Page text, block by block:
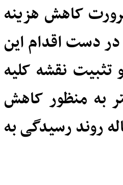
کاهش هزینه
در دست اقدام این
تثبیت نقشه کلیه
به منظور کاهش
روند رسیدگی به